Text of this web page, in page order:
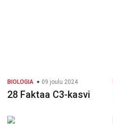
BIOLOGIA 09 joulu 2024
28 Faktaa C3-kasvi